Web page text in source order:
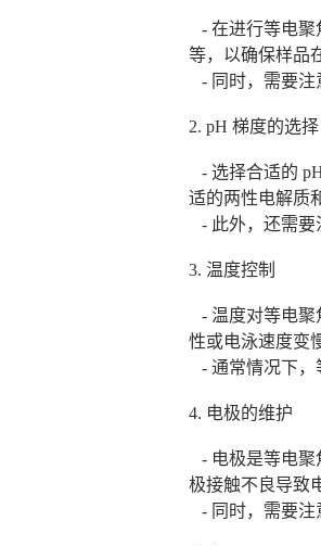
- 在进行等电聚
等，以确保样品
- 同时，需要注
2. pH 梯度的选择
- 选择合适的
适的两性电解质
- 此外，还需要
3. 温度控制
- 温度对等电聚
性或电泳速度变
- 通常情况下，
4. 电极的维护
- 电极是等电聚
极接触不良导致
- 同时，需要注